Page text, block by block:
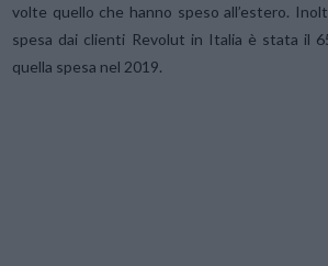
volte quello che hanno speso all’estero.
spesa dai clienti Revolut in Italia è stata il
quella spesa nel 2019.